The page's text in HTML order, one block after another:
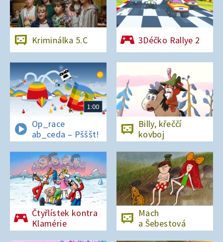
Kriminálka 5.C 3Déčko Rallye 2
1:00
Op_race
ab_ceda – Pšššt!
Billy, křeččí
kovboj
Čtyřlístek kontra
Klamérie
Mach
a Šebestová